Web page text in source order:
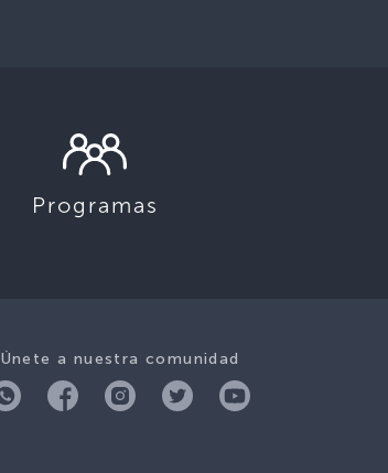
Programas
Únete a nuestra comunidad